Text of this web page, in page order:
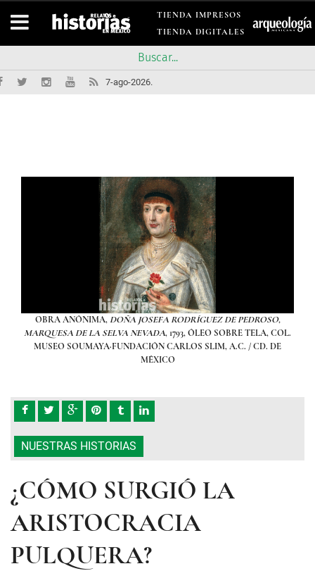
TIENDA IMPRESOS
TIENDA DIGITALES
7-ago-2026.
OBRA ANÓNIMA,DOÑA JOSEFA RODRÍGUEZ DE PEDROSO,
MARQUESA DE LA SELVA NEVADA, 1793, ÓLEO SOBRE TELA, COL.
MUSEO SOUMAYA·FUNDACIÓN CARLOS SLIM, A.C. / CD. DE
MÉXICO
NUESTRAS HISTORIAS
¿CÓMO SURGIÓ LA
ARISTOCRACIA
PULQUERA?